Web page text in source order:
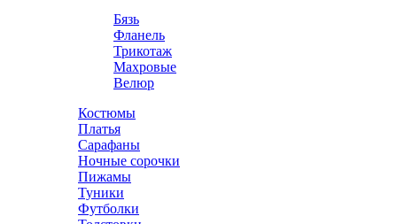
Бязь
Фланель
Трикотаж
Махровые
Велюр
Костюмы
Платья
Сарафаны
Ночные сорочки
Пижамы
Туники
Футболки